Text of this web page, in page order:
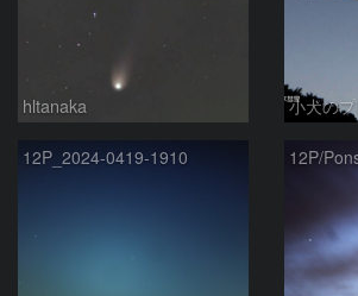
hltanaka 小犬の
12P_2024-0419-1910 12P/